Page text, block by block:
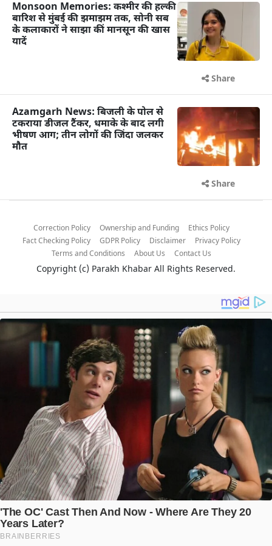
Monsoon Memories: कश्मीर की हल्की
बारिश से मुंबई की झमाझम तक, सोनी सब
के कलाकारों ने साझा कीं मानसून की खास
यादें
Share
Azamgarh News: बिजली के पोल से
टकराया डीजल टैंकर, धमाके के बाद लगी
भीषण आग; तीन लोगों की जिंदा जलकर
मौत
Share
Correction Policy Ownership and Funding
Ethics Policy
Fact Checking Policy
GDPR Policy Disclaimer
Privacy Policy
Terms and Conditions
About Us Contact Us
Copyright (c) Parakh Khabar All Rights Reserved.